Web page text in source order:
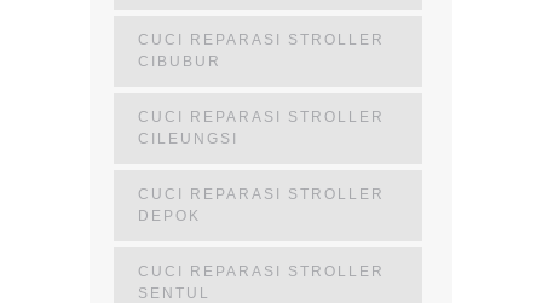
CUCI REPARASI STROLLER
CIBUBUR
CUCI REPARASI STROLLER
CILEUNGSI
CUCI REPARASI STROLLER
DEPOK
CUCI REPARASI STROLLER
SENTUL